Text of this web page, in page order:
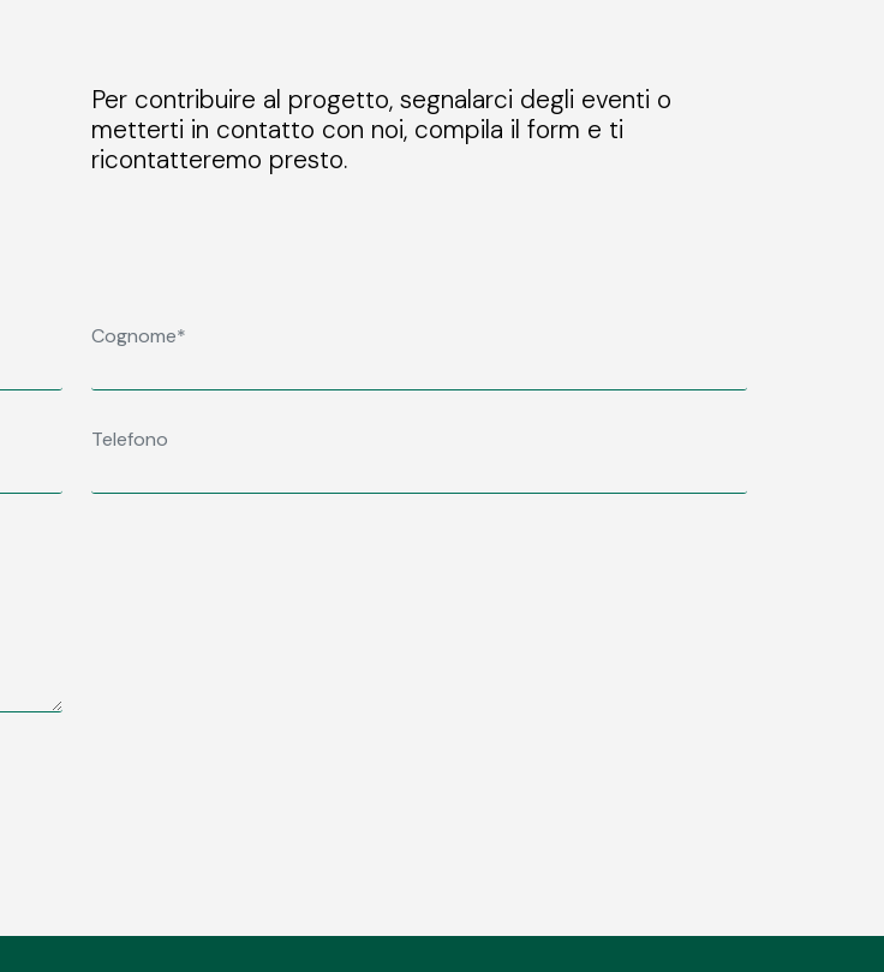
Per contribuire al progetto, segnalarci degli eventi o
metterti in contatto con noi, compila il form e ti
ricontatteremo presto.